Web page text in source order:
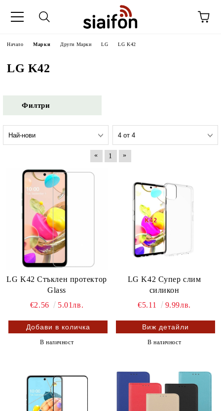
Начало Марки Други Марки LG LG K42
LG K42
Филтри
« 1 »
LG K42 Стъклен протектор
Glass
€2.56
5.01лв.
В наличност
LG K42 Супер слим
силикон
€5.11
9.99лв.
Виж детайли
В наличност